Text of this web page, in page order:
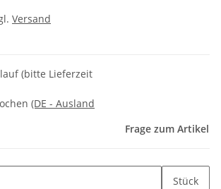
Versand
(bitte Lieferzeit
(DE - Ausland
Frage zum Artikel
Stück